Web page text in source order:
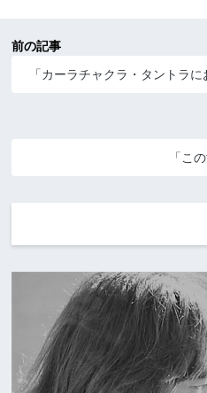
前の記事
「カーラチャクラ・タントラに
「こ